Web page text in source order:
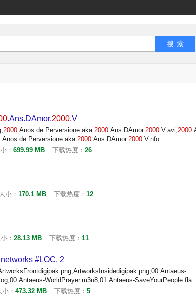
.Ans.DAmor.2000.V
2000.Anos.de.Perversione.aka.2000.Ans.DAmor.2000.V.avi;2000
.Anos.de.Perversione.aka.2000.Ans.DAmor.2000.V.nfo
： 699.99 MB 下载热度： 26
小： 170.1 MB 下载热度： 12
： 28.13 MB 下载热度： 11
#LOC. 2
WorldPrayer.m3u8;01.Antaeus-SaveYourPeople.fla
： 473.32 MB 下载热度： 5